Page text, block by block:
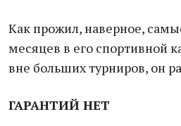
Как прожил, наверное,
месяцев в его спортивной
вне больших турниров, он
ГАРАНТИЙ НЕТ